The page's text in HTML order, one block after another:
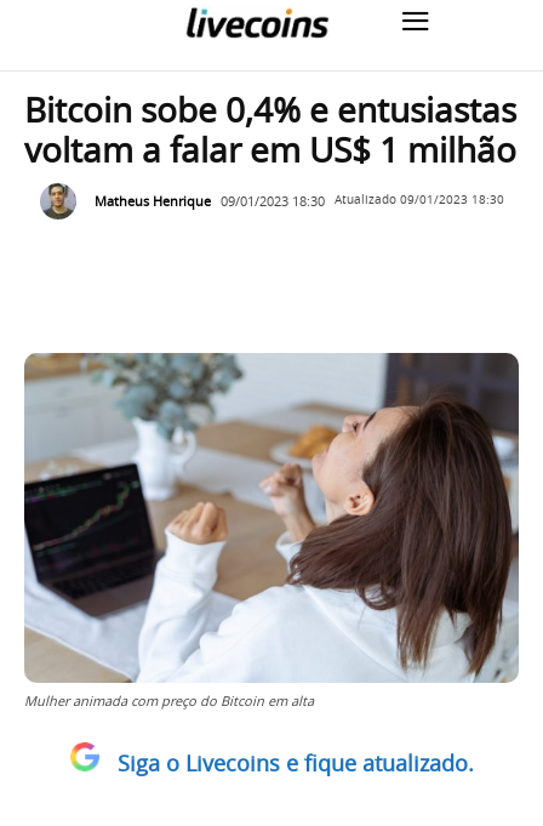
Bitcoin sobe 0,4% e entusiastas
voltam a falar em US$ 1 milhão
Matheus Henrique 09/01/2023 18:30 Atualizado 09/01/2023 18:30
Mulher animada com preço do Bitcoin em alta
Siga o Livecoins e fique atualizado.